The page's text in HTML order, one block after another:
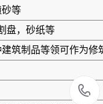
等
盘，砂纸等
筑制品等领可作为